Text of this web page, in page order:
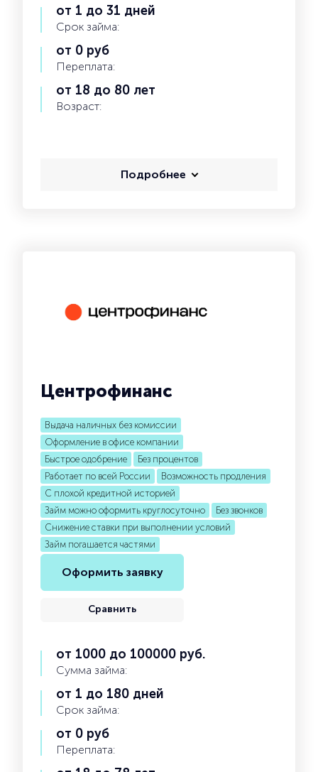
от 1 до 31 дней
Срок займа:
от 0 руб
Переплата:
от 18 до 80 лет
Возраст:
Подробнее
Центрофинанс
Выдача наличных без комиссии
Оформление в офисе компании
Быстрое одобрение
Без процентов
Работает по всей России
Возможность продления
С плохой кредитной историей
Займ можно оформить круглосуточно
Без звонков
Снижение ставки при выполнении условий
Займ погашается частями
Оформить заявку
Сравнить
от 1000 до 100000 руб.
Сумма займа:
от 1 до 180 дней
Срок займа:
от 0 руб
Переплата: